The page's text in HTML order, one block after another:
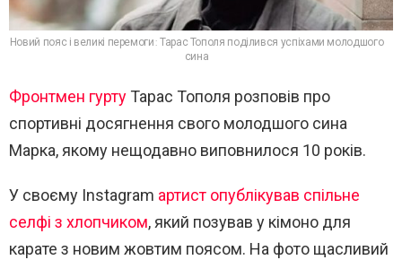
Новий пояс і великі перемоги: Тарас Тополя поділився успіхами молодшого
сина
Фронтмен гурту Тарас Тополя розповів про
спортивні досягнення свого молодшого сина
Марка, якому нещодавно виповнилося 10 років.
У своєму Instagram артист опублікував спільне
селфі з хлопчиком, який позував у кімоно для
карате з новим жовтим поясом. На фото щасливий